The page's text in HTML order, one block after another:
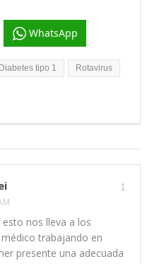
WhatsApp
Diabetes tipo 1 Rotavirus
1
nos lleva a los
trabajando en
presente una adecuada